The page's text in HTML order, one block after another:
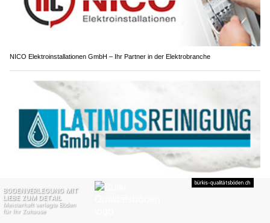
NICO Elektroinstallationen GmbH – Ihr Partner in der Elektrobranche
Latinos Reinigung, Oberglatt ZH: Perfekte Wohnungsreinigung und mehr